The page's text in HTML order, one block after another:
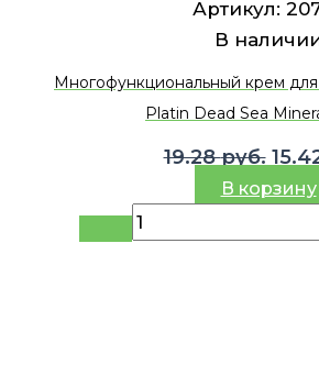
Артикул:
В
Многофункциональный крем
Platin Dead Sea
19.28руб.
цена
В корзину